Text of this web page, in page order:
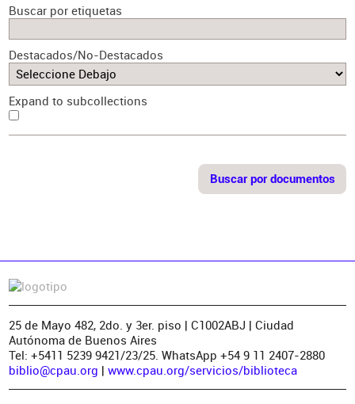
Buscar por etiquetas
Destacados/No-Destacados
Expand to subcollections
25 de Mayo 482, 2do. y 3er. piso | C1002ABJ | Ciudad
Autónoma de Buenos Aires
Tel: +5411 5239 9421/23/25. WhatsApp +54 9 11 2407-2880
biblio@cpau.org | www.cpau.org/servicios/biblioteca